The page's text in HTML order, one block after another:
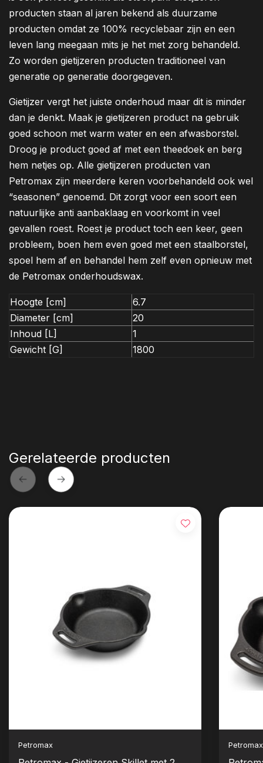
producten staan al jaren bekend als duurzame
producten omdat ze 100% recyclebaar zijn en een
leven lang meegaan mits je het met zorg behandeld.
Zo worden gietijzeren producten traditioneel van
generatie op generatie doorgegeven.
Gietijzer vergt het juiste onderhoud maar dit is minder
dan je denkt. Maak je gietijzeren product na gebruik
goed schoon met warm water en een afwasborstel.
Droog je product goed af met een theedoek en berg
hem netjes op. Alle gietijzeren producten van
Petromax zijn meerdere keren voorbehandeld ook wel
“seasonen” genoemd. Dit zorgt voor een soort een
natuurlijke anti aanbaklaag en voorkomt in veel
gevallen roest. Roest je product toch een keer, geen
probleem, boen hem even goed met een staalborstel,
spoel hem af en behandel hem zelf even opnieuw met
de Petromax onderhoudswax.
Hoogte [cm]
6.7
Diameter [cm]
20
Inhoud [L]
1
Gewicht [G]
1800
Gerelateerde producten
Petromax Petromax